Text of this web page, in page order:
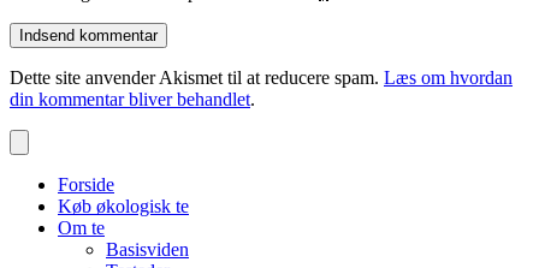
Dette site anvender Akismet til at reducere spam. Læs om hvordan
din kommentar bliver behandlet.
Forside
Køb økologisk te
Om te
Basisviden